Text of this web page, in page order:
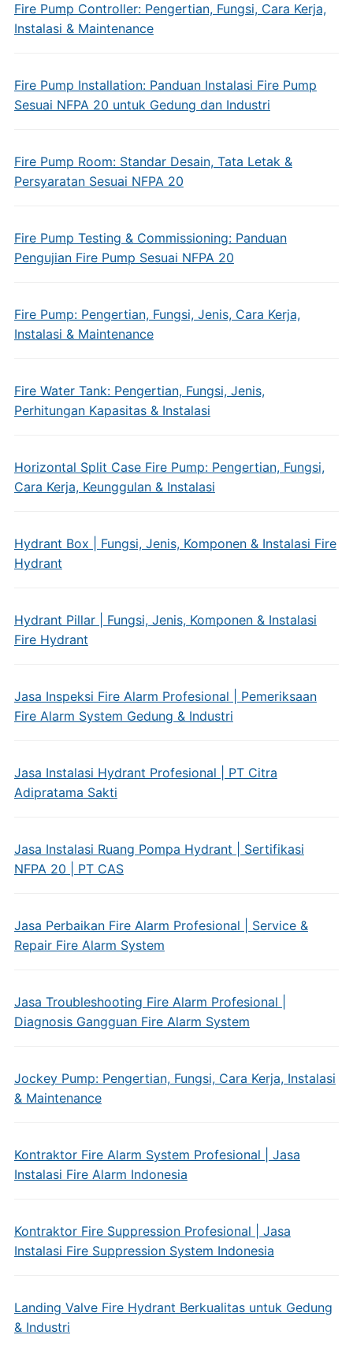
Fire Pump Controller: Pengertian, Fungsi, Cara Kerja,
Instalasi & Maintenance
Fire Pump Installation: Panduan Instalasi Fire Pump
Sesuai NFPA 20 untuk Gedung dan Industri
Fire Pump Room: Standar Desain, Tata Letak &
Persyaratan Sesuai NFPA 20
Fire Pump Testing & Commissioning: Panduan
Pengujian Fire Pump Sesuai NFPA 20
Fire Pump: Pengertian, Fungsi, Jenis, Cara Kerja,
Instalasi & Maintenance
Fire Water Tank: Pengertian, Fungsi, Jenis,
Perhitungan Kapasitas & Instalasi
Horizontal Split Case Fire Pump: Pengertian, Fungsi,
Cara Kerja, Keunggulan & Instalasi
Hydrant Box | Fungsi, Jenis, Komponen & Instalasi Fire
Hydrant
Hydrant Pillar | Fungsi, Jenis, Komponen & Instalasi
Fire Hydrant
Jasa Inspeksi Fire Alarm Profesional | Pemeriksaan
Fire Alarm System Gedung & Industri
Jasa Instalasi Hydrant Profesional | PT Citra
Adipratama Sakti
Jasa Instalasi Ruang Pompa Hydrant | Sertifikasi
NFPA 20 | PT CAS
Jasa Perbaikan Fire Alarm Profesional | Service &
Repair Fire Alarm System
Jasa Troubleshooting Fire Alarm Profesional |
Diagnosis Gangguan Fire Alarm System
Jockey Pump: Pengertian, Fungsi, Cara Kerja, Instalasi
& Maintenance
Kontraktor Fire Alarm System Profesional | Jasa
Instalasi Fire Alarm Indonesia
Kontraktor Fire Suppression Profesional | Jasa
Instalasi Fire Suppression System Indonesia
Landing Valve Fire Hydrant Berkualitas untuk Gedung
& Industri